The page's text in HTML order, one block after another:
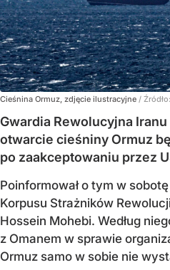
Cieśnina Ormuz, zdjęcie ilustracyjne / Źródło:
Gwardia Rewolucyjna Iranu
otwarcie cieśniny Ormuz
po zaakceptowaniu przez
Poinformował o tym w
Korpusu Strażników
Hossein Mohebi. Według
z Omanem w sprawie
Ormuz samo w sobie nie